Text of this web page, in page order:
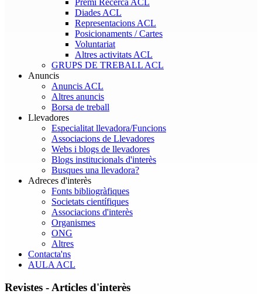
Premi Recerca ACL
Diades ACL
Representacions ACL
Posicionaments / Cartes
Voluntariat
Altres activitats ACL
GRUPS DE TREBALL ACL
Anuncis
Anuncis ACL
Altres anuncis
Borsa de treball
Llevadores
Especialitat llevadora/Funcions
Associacions de Llevadores
Webs i blogs de llevadores
Blogs institucionals d'interès
Busques una llevadora?
Adreces d'interès
Fonts bibliogràfiques
Societats científiques
Associacions d'interès
Organismes
ONG
Altres
Contacta'ns
AULA ACL
Revistes - Articles d'interès